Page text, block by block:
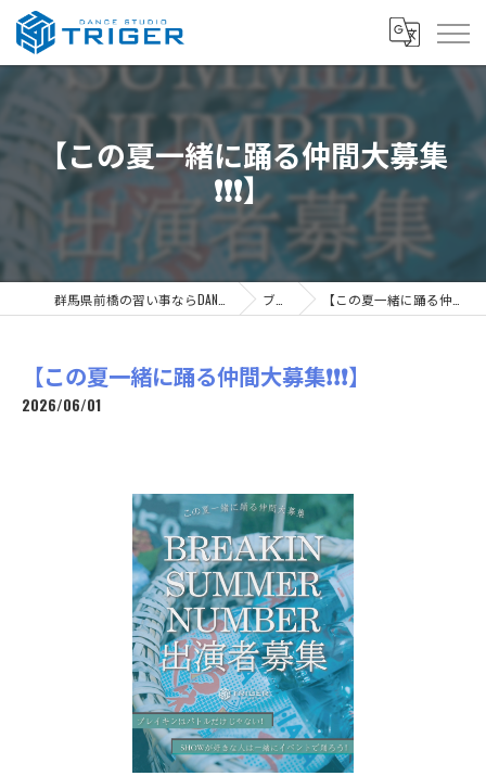
【この夏一緒に踊る仲間大募集
❗️❗️❗️】
ブログ 【この夏一緒に踊る仲間大募集❗️❗️❗️】
【この夏一緒に踊る仲間大募集❗️❗️❗️】
2026/06/01